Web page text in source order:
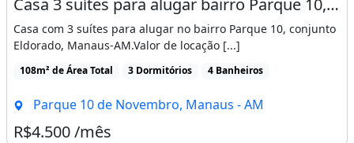
Casa 3 suítes para alugar bairro Parque 10, Manaus-AM
Casa com 3 suítes para alugar no bairro Parque 10, conjunto
Eldorado, Manaus-AM.Valor de locação [...]
108m² de Área Total 3 Dormitórios 4 Banheiros
Parque 10 de Novembro, Manaus - AM
R$4.500 /mês